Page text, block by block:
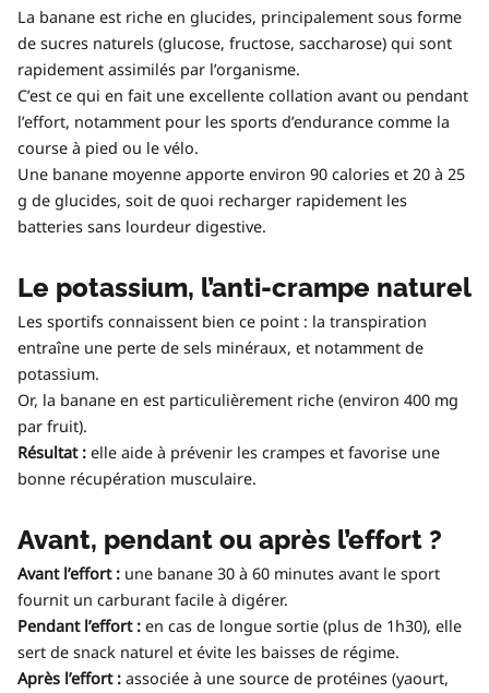
La banane est riche en glucides, principalement sous forme
de sucres naturels (glucose, fructose, saccharose) qui sont
rapidement assimilés par l’organisme.
C’est ce qui en fait une excellente collation avant ou pendant
l’effort, notamment pour les sports d’endurance comme la
course à pied ou le vélo.
Une banane moyenne apporte environ 90 calories et 20 à 25
g de glucides, soit de quoi recharger rapidement les
batteries sans lourdeur digestive.
Le potassium, l’anti-crampe naturel
Les sportifs connaissent bien ce point : la transpiration
entraîne une perte de sels minéraux, et notamment de
potassium.
Or, la banane en est particulièrement riche (environ 400 mg
par fruit).
Résultat : elle aide à prévenir les crampes et favorise une
bonne récupération musculaire.
Avant, pendant ou après l’effort ?
Avant l’effort : une banane 30 à 60 minutes avant le sport
fournit un carburant facile à digérer.
Pendant l’effort : en cas de longue sortie (plus de 1h30), elle
sert de snack naturel et évite les baisses de régime.
Après l’effort : associée à une source de protéines (yaourt,